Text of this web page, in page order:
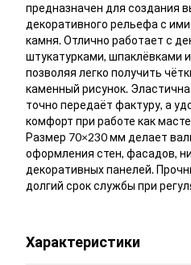
предназначен для создания
декоративного рельефа с
камня. Отлично работает с
штукатурками, шпаклёвками
позволяя легко получить
каменный рисунок.
точно передаёт фактуру, а
комфорт при работе как
Размер 70×230 мм делает
оформления стен, фасадов,
декоративных панелей.
долгий срок службы при
Характеристики